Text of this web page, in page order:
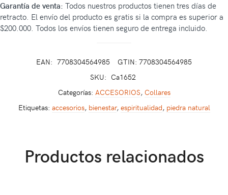
Garantía de venta: Todos nuestros productos tienen tres días de
retracto. El envío del producto es gratis si la compra es superior a
$200.000. Todos los envíos tienen seguro de entrega incluido.
EAN: 7708304564985
GTIN: 7708304564985
SKU: Ca1652
Categorías: ACCESORIOS, Collares
Etiquetas: accesorios, bienestar, espiritualidad, piedra natural
Productos relacionados